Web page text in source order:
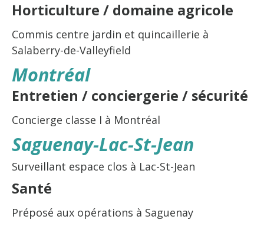
Horticulture / domaine agricole
Commis centre jardin et quincaillerie à
Salaberry-de-Valleyfield
Montréal
Entretien / conciergerie / sécurité
Concierge classe I à Montréal
Saguenay-Lac-St-Jean
Surveillant espace clos à Lac-St-Jean
Santé
Préposé aux opérations à Saguenay